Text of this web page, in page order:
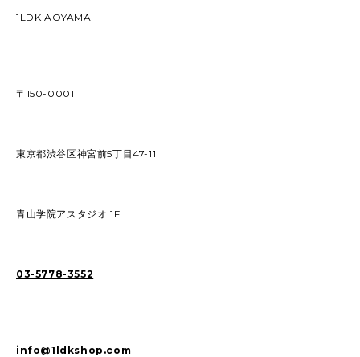
1LDK AOYAMA
〒150-0001
東京都渋谷区神宮前5丁目47-11
青山学院アスタジオ 1F
03-5778-3552
info@1ldkshop.com